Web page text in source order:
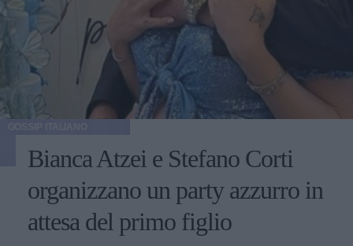
Bianca Atzei e Stefano Corti
organizzano un party azzurro in
attesa del primo figlio